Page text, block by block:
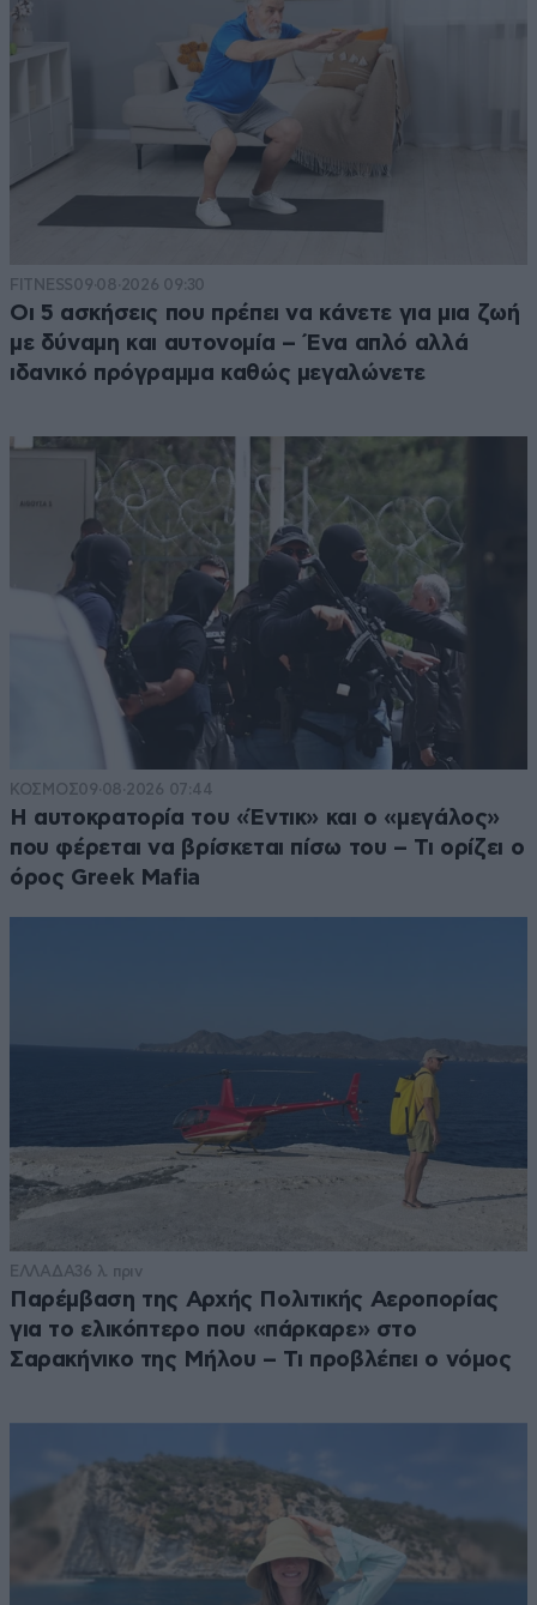
FITNESS09·08·2026 09:30
Οι 5 ασκήσεις που πρέπει να κάνετε για μια ζωή
με δύναμη και αυτονομία – Ένα απλό αλλά
ιδανικό πρόγραμμα καθώς μεγαλώνετε
ΚΟΣΜΟΣ09·08·2026 07:44
Η αυτοκρατορία του «Έντικ» και ο «μεγάλος»
που φέρεται να βρίσκεται πίσω του – Τι ορίζει ο
όρος Greek Mafia
ΕΛΛΑΔΑ36 λ. πριν
Παρέμβαση της Αρχής Πολιτικής Αεροπορίας
για το ελικόπτερο που «πάρκαρε» στο
Σαρακήνικο της Μήλου – Τι προβλέπει ο νόμος